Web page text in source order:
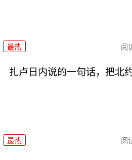
最热 阅
扎卢日内说的一句话，把北
最热 阅